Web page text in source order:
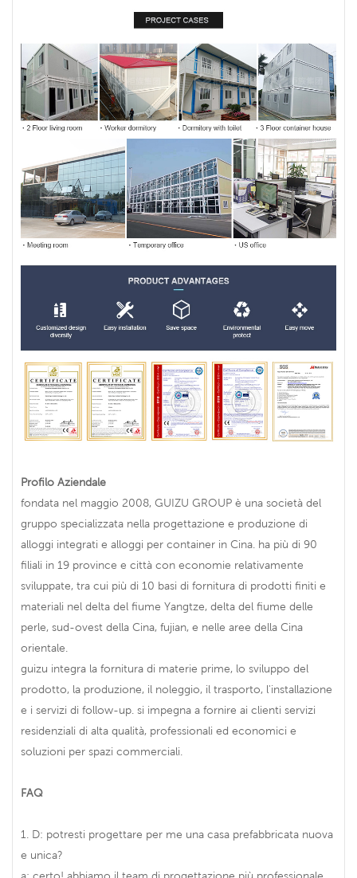
Profilo Aziendale
fondata nel maggio 2008, GUIZU GROUP è una società del
gruppo specializzata nella progettazione e produzione di
alloggi integrati e alloggi per container in Cina. ha più di 90
filiali in 19 province e città con economie relativamente
sviluppate, tra cui più di 10 basi di fornitura di prodotti finiti e
materiali nel delta del fiume Yangtze, delta del fiume delle
perle, sud-ovest della Cina, fujian, e nelle aree della Cina
orientale.
guizu integra la fornitura di materie prime, lo sviluppo del
prodotto, la produzione, il noleggio, il trasporto, l'installazione
e i servizi di follow-up. si impegna a fornire ai clienti servizi
residenziali di alta qualità, professionali ed economici e
soluzioni per spazi commerciali.
FAQ
1. D: potresti progettare per me una casa prefabbricata nuova
e unica?